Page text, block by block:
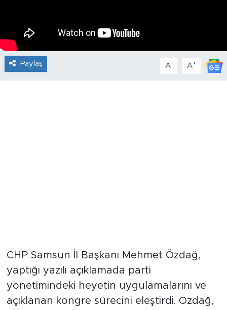
Paylaş A- A+
CHP Samsun İl Başkanı Mehmet Özdağ,
yaptığı yazılı açıklamada parti
yönetimindeki heyetin uygulamalarını ve
açıklanan kongre sürecini eleştirdi. Özdağ,